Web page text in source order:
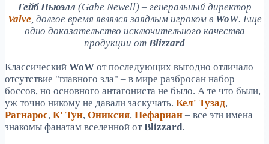
Гейб Ньюэлл (Gabe Newell) – генеральный директор
Valve , долгое время являлся заядлым игроком в WoW. Еще
одно доказательство исключительного качества
продукции от Blizzard
Классический WoW от последующих выгодно отличало
отсутствие "главного зла" – в мире разбросан набор
боссов, но основного антагониста не было. А те что были,
уж точно никому не давали заскучать. Кел' Тузад,
Рагнарос, К' Тун, Ониксия, Нефариан – все эти имена
знакомы фанатам вселенной отBlizzard.